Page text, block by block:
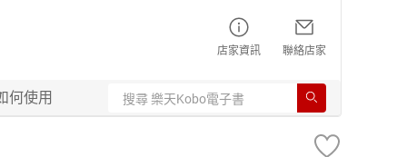
店家資訊 聯絡店家
何使用